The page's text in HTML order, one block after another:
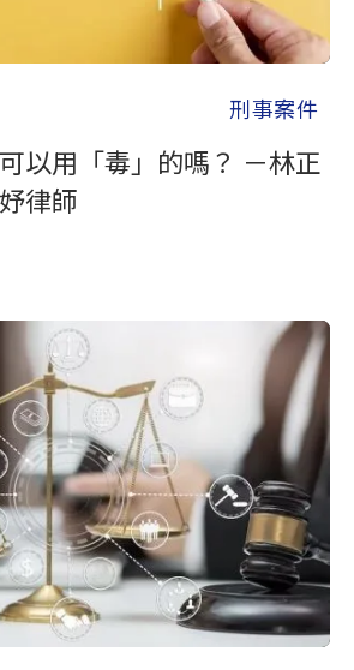
刑事案件
以用「毒」的嗎？ －林正
律師